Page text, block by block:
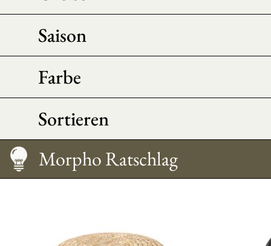
Saison
Farbe
Sortieren
Pflege
Hut tragen
Morpho Ratschlag